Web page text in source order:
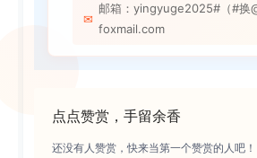
✉
邮箱：yingyuge2025#（#换@
foxmail.com
点点赞赏，手留余香
还没有人赞赏，快来当第一个赞赏的人吧！